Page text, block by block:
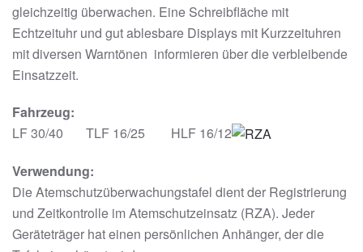
gleichzeitig überwachen. Eine Schreibfläche mit
Echtzeituhr und gut ablesbare Displays mit Kurzzeituhren
mit diversen Warntönen informieren über die verbleibende
Einsatzzeit.
Fahrzeug:
LF 30/40 TLF 16/25 HLF 16/12
Verwendung:
Die Atemschutzüberwachungstafel dient der Registrierung
und Zeitkontrolle im Atemschutzeinsatz (RZA). Jeder
Geräteträger hat einen persönlichen Anhänger, der die